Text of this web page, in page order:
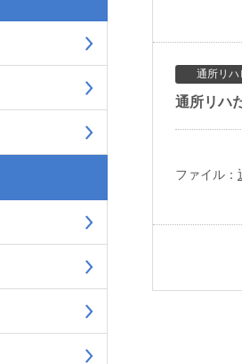
通所リハ
通所リハ
ファイル：